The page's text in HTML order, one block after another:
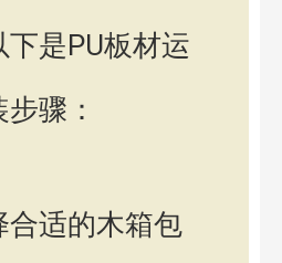
下是PU板材运
骤：
合适的木箱包